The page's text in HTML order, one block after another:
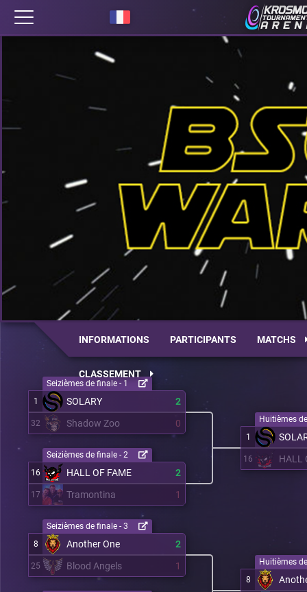
INFORMATIONS PARTICIPANTS MATCHS
CLASSEMENT
1 SOLARY 2
32 Shadow Zoo 0
Seizièmes de finale - 1
16 HALL OF FAME 2
17 Tramontina 1
Seizièmes de finale - 2
8 Another One 2
25 Blood Angels 1
Seizièmes de finale - 3
1
16 HALL
Huitièmes
8
Huitièmes